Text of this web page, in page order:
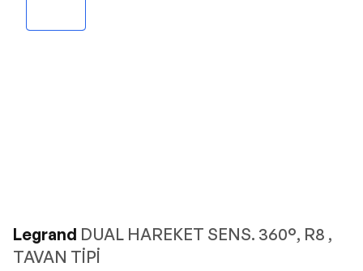
Legrand DUAL HAREKET SENS. 360°, R8 ,
TAVAN TİPİ